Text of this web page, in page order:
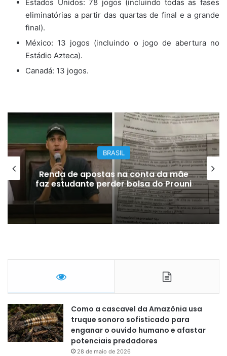
Estados Unidos: 78 jogos (incluindo todas as fases
eliminatórias a partir das quartas de final e a grande
final).
México: 13 jogos (incluindo o jogo de abertura no
Estádio Azteca).
Canadá: 13 jogos.
BRASIL
Renda de apostas na conta da mãe
faz estudante perder bolsa do Prouni
Como a cascavel da Amazônia usa
truque sonoro sofisticado para
enganar o ouvido humano e afastar
potenciais predadores
28 de maio de 2026